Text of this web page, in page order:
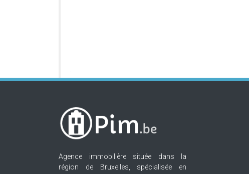
Agence immobilière située dans la
région de Bruxelles, spécialisée en